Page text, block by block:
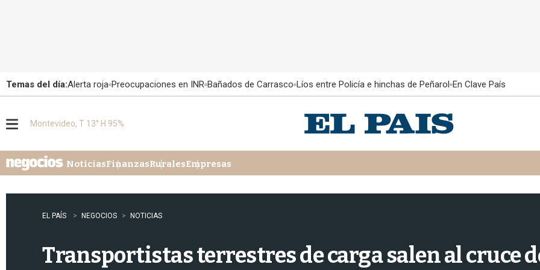
Temas del día:Alerta roja Preocupaciones en INR Bañados de Carrasco Líos entre Policía e hinchas de Peñarol En Clave País
u
Montevideo, T 13° H 95%
NoticiasFinanzasRuralesEmpresas
EL PAÍS NEGOCIOS NOTICIAS
Transportistas terrestres de carga salen al cruce